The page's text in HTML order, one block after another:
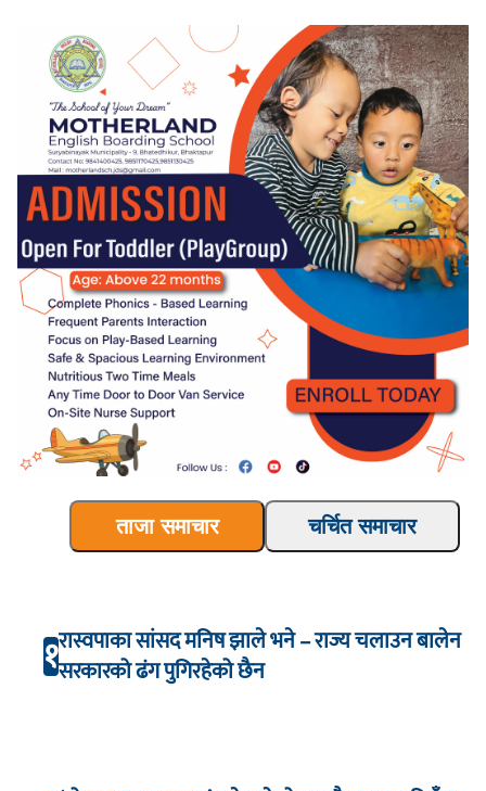
ताजा समाचार चर्चित समाचार
१रास्वपाका सांसद मनिष झाले भने – राज्य चलाउन बालेन
सरकारको ढंग पुगिरहेको छैन